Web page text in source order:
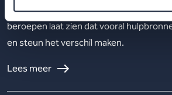
Werkdruk verklaart werkbeleving maar
beroepen laat zien dat vooral
en steun het verschil maken.
Lees meer